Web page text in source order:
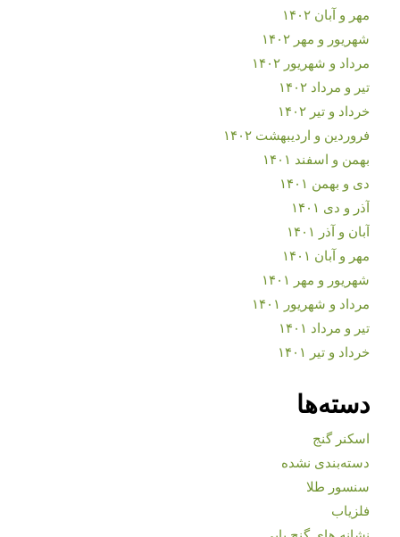
مهر و آبان ۱۴۰۲
شهریور و مهر ۱۴۰۲
مرداد و شهریور ۱۴۰۲
تیر و مرداد ۱۴۰۲
خرداد و تیر ۱۴۰۲
فروردین و اردیبهشت ۱۴۰۲
بهمن و اسفند ۱۴۰۱
دی و بهمن ۱۴۰۱
آذر و دی ۱۴۰۱
آبان و آذر ۱۴۰۱
مهر و آبان ۱۴۰۱
شهریور و مهر ۱۴۰۱
مرداد و شهریور ۱۴۰۱
تیر و مرداد ۱۴۰۱
خرداد و تیر ۱۴۰۱
دسته‌ها
اسکنر گنج
دسته‌بندی نشده
سنسور طلا
فلزیاب